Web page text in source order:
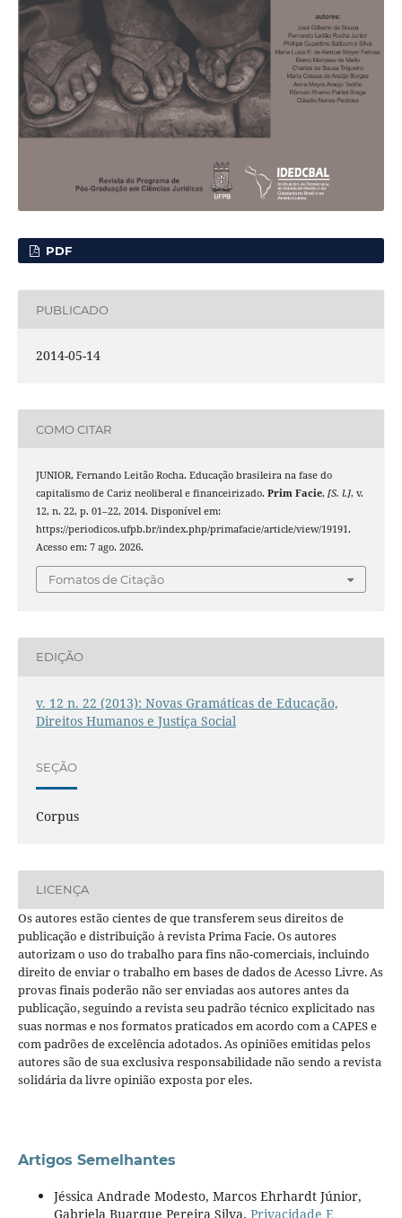
PDF
PUBLICADO
2014-05-14
COMO CITAR
JUNIOR, Fernando Leitão Rocha. Educação brasileira na fase do
capitalismo de Cariz neoliberal e financeirizado. Prim Facie, [S. l.], v.
12, n. 22, p. 01–22, 2014. Disponível em:
https://periodicos.ufpb.br/index.php/primafacie/article/view/19191.
Acesso em: 7 ago. 2026.
Fomatos de Citação
EDIÇÃO
v. 12 n. 22 (2013): Novas Gramáticas de Educação,
Direitos Humanos e Justiça Social
SEÇÃO
Corpus
LICENÇA
Os autores estão cientes de que transferem seus direitos de
publicação e distribuição à revista Prima Facie. Os autores
autorizam o uso do trabalho para fins não-comerciais, incluindo
direito de enviar o trabalho em bases de dados de Acesso Livre. As
provas finais poderão não ser enviadas aos autores antes da
publicação, seguindo a revista seu padrão técnico explicitado nas
suas normas e nos formatos praticados em acordo com a CAPES e
com padrões de excelência adotados. As opiniões emitidas pelos
autores são de sua exclusiva responsabilidade não sendo a revista
solidária da livre opinião exposta por eles.
Artigos Semelhantes
Jéssica Andrade Modesto, Marcos Ehrhardt Júnior,
Gabriela Buarque Pereira Silva, Privacidade E